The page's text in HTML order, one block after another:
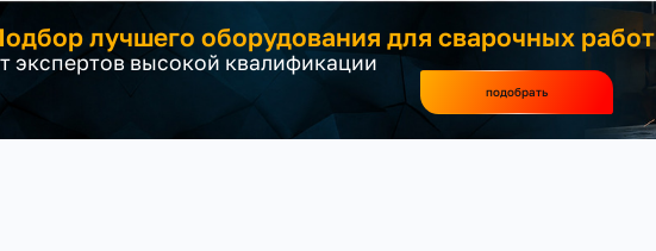
лучшего оборудования для сварочных работ
экспертов высокой квалификации
подобрать